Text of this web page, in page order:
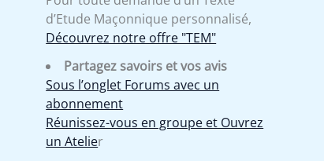
d’Etude Maçonnique personnalisé,
Découvrez notre offre "TEM"
Partagez savoirs et vos avis
Sous l’onglet Forums avec un
abonnement
Réunissez-vous en groupe et Ouvrez
un Atelier